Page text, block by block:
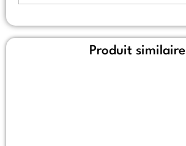
Produit similaire